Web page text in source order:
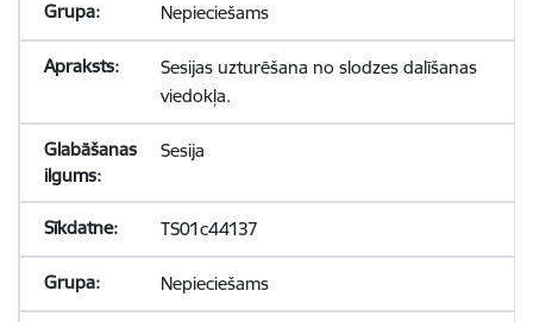
Nepieciešams
Sesijas uzturēšana no slodzes dalīšanas
viedokļa.
Sesija
TS01c44137
Nepieciešams